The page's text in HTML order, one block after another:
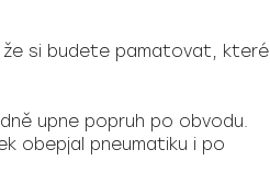
že si budete pamatovat, které
upne popruh po obvodu.
obepjal pneumatiku i po